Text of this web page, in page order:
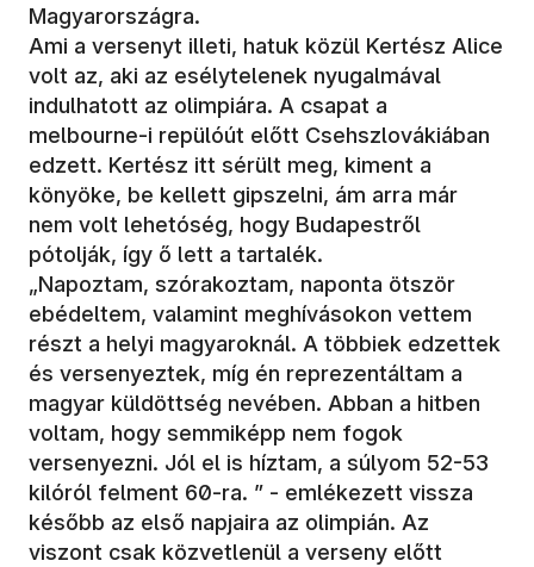
Magyarországra.
Ami a versenyt illeti, hatuk közül Kertész Alice
volt az, aki az esélytelenek nyugalmával
indulhatott az olimpiára. A csapat a
melbourne-i repülóút előtt Csehszlovákiában
edzett. Kertész itt sérült meg, kiment a
könyöke, be kellett gipszelni, ám arra már
nem volt lehetóség, hogy Budapestről
pótolják, így ő lett a tartalék.
„Napoztam, szórakoztam, naponta ötször
ebédeltem, valamint meghívásokon vettem
részt a helyi magyaroknál. A többiek edzettek
és versenyeztek, míg én reprezentáltam a
magyar küldöttség nevében. Abban a hitben
voltam, hogy semmiképp nem fogok
versenyezni. Jól el is híztam, a súlyom 52-53
kilóról felment 60-ra. ” - emlékezett vissza
később az első napjaira az olimpián. Az
viszont csak közvetlenül a verseny előtt